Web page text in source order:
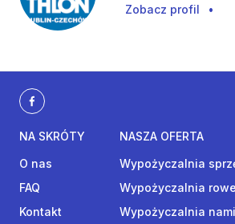
Zobacz profil •
NA SKRÓTY
O nas
FAQ
Kontakt
NASZA OFERTA
Wypożyczalnia
Wypożyczalnia
Wypożyczalnia